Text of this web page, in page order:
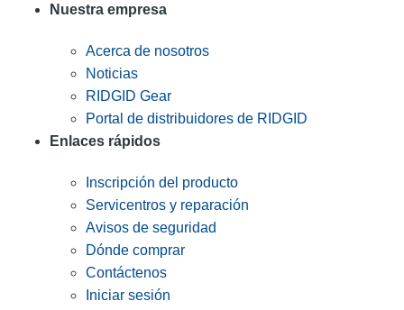
Nuestra empresa
Acerca de nosotros
Noticias
RIDGID Gear
Portal de distribuidores de RIDGID
Enlaces rápidos
Inscripción del producto
Servicentros y reparación
Avisos de seguridad
Dónde comprar
Contáctenos
Iniciar sesión